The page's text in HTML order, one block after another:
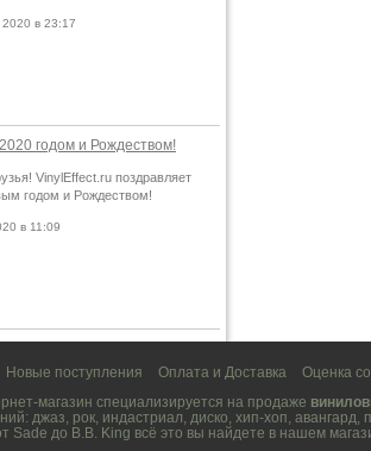
в 23:17
годом и Рождеством!
VinylEffect.ru поздравляет
годом и Рождеством!
в 11:09
Новые поступления Оплата и Доставка Оценка
магазин специализируется на продаже
джаз, рок, индастриал, диско, хип-хоп, авангард,
Sade до B.B. King всё это вы найдете в нашем